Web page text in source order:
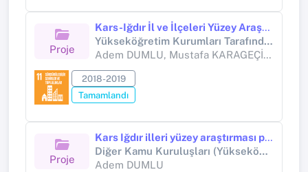
Proje
Kars-Iğdır İl ve İlçeleri Yüzey Araştırması
Yükseköğretim Kurumları Tarafından Destekli Bilimsel Araştırma Projesi (Diğer kamu kuruluşları (Yükseköğretim Kurumları hariç))
Adem DUMLU, Mustafa KARAGEÇİ, Akın BİNGÖL, Alpaslan CEYLAN, Bahattin ÇELİK, Oktay ÖZGÜL, Yavuz GÜNAŞDI, İbrahim ÜNGÖR, Ertan KÜÇÜKEFE, Muhammed Emre BALCI, Muhammed OMAK, Emrah OĞULTARHAN, Fatih TURANLI
2018-2019
Tamamlandı
Proje
Kars Iğdır illeri yüzey araştırması projesi
Diğer Kamu Kuruluşları (Yükseköğretim Kurumları Hariç) (Diğer kamu kuruluşları (Yükseköğretim Kurumları hariç))
Adem DUMLU